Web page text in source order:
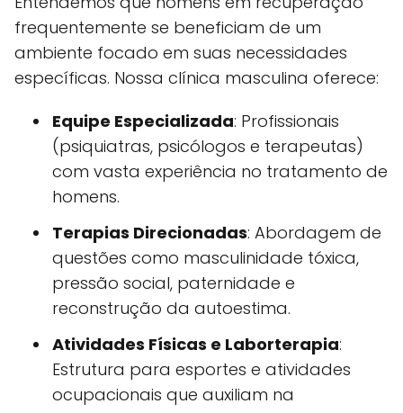
frequentemente se beneficiam de um
ambiente focado em suas necessidades
específicas. Nossa clínica masculina oferece:
Equipe Especializada: Profissionais
(psiquiatras, psicólogos e terapeutas)
com vasta experiência no tratamento de
homens.
Terapias Direcionadas: Abordagem de
questões como masculinidade tóxica,
pressão social, paternidade e
reconstrução da autoestima.
Atividades Físicas e Laborterapia:
Estrutura para esportes e atividades
ocupacionais que auxiliam na